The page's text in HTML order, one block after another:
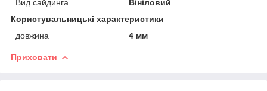
Вид сайдинга
Вініловий
Користувальницькі характеристики
довжина
4 мм
Приховати